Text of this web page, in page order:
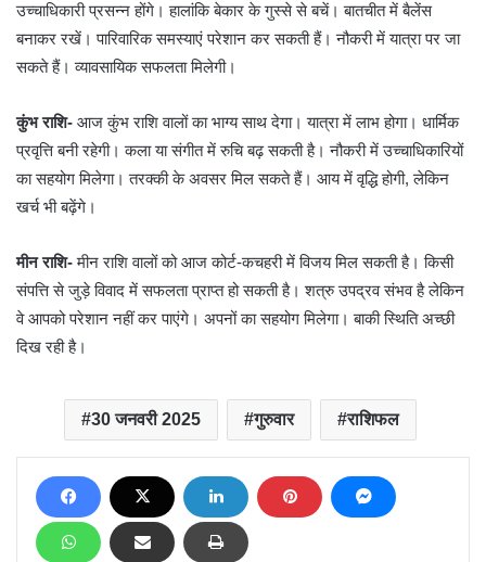
उच्चाधिकारी प्रसन्न होंगे। हालांकि बेकार के गुस्से से बचें। बातचीत में बैलेंस
बनाकर रखें। पारिवारिक समस्याएं परेशान कर सकती हैं। नौकरी में यात्रा पर जा
सकते हैं। व्यावसायिक सफलता मिलेगी।
कुंभ राशि- आज कुंभ राशि वालों का भाग्य साथ देगा। यात्रा में लाभ होगा। धार्मिक
प्रवृत्ति बनी रहेगी। कला या संगीत में रुचि बढ़ सकती है। नौकरी में उच्चाधिकारियों
का सहयोग मिलेगा। तरक्की के अवसर मिल सकते हैं। आय में वृद्धि होगी, लेकिन
खर्च भी बढ़ेंगे।
मीन राशि-मीन राशि वालों को आज कोर्ट-कचहरी में विजय मिल सकती है। किसी
संपत्ति से जुड़े विवाद में सफलता प्राप्त हो सकती है। शत्रु उपद्रव संभव है लेकिन
वे आपको परेशान नहीं कर पाएंगे। अपनों का सहयोग मिलेगा। बाकी स्थिति अच्छी
दिख रही है।
30 जनवरी 2025 गुरुवार राशिफल